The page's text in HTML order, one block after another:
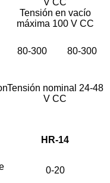
HR-14
0-20
V CC
Tensión en vacío
máxima 100 V CC
80-300 80-300
Tensión nominal 24-48
V CC